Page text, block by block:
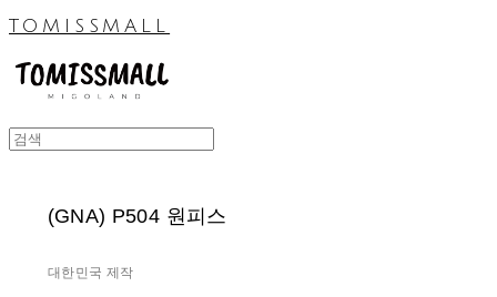
TOMISSMALL
(GNA) P504 원피스
대한민국 제작